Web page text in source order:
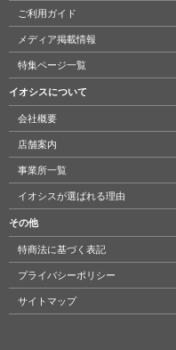
ご利用ガイド
メディア掲載情報
特集ページ一覧
イオシスについて
会社概要
店舗案内
事業所一覧
イオシスが選ばれる理由
その他
特商法に基づく表記
プライバシーポリシー
サイトマップ